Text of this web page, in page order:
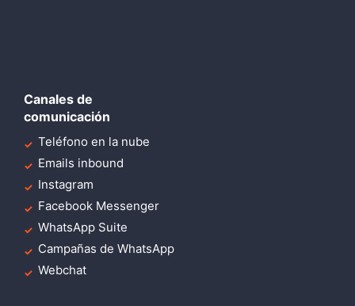
Canales de
comunicación
Teléfono en la nube
Emails inbound
Instagram
Facebook Messenger
WhatsApp Suite
Campañas de WhatsApp
Webchat